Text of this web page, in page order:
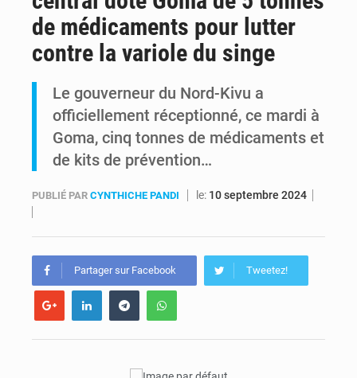
RDC : Raïssa Malu lance les préparatifs d’une Table ronde nationale sur l’éducation inclusive des enfants handicapés
de médicaments pour lutter
contre la variole du singe
Le gouverneur du Nord-Kivu a
officiellement réceptionné, ce mardi à
Goma, cinq tonnes de médicaments et
de kits de prévention…
PUBLIÉ PAR CYNTHICHE PANDI le: 10 septembre 2024
Partager sur Facebook Tweetez!